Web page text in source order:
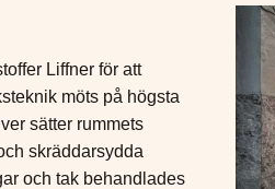
Liffner för att
möts på högsta
sätter rummets
skräddarsydda
och tak behandlades